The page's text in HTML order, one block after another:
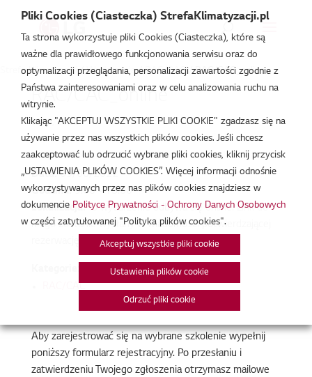
Strefa Klimatyzacji /Wydarzenia/RAC/CAC/RAC/CAC_online
RAC/CAC_online
cze 9, 2022
Data:09/06/2022
Godzina:9:00 - 13:00
Lokalizacja:To wydarzenie odbywa się online. Link do
niego zostanie wysłany w wiadomości potwierdzającej
Aby zarejestrować się na wybrane szkolenie wypełnij
poniższy formularz rejestracyjny. Po przesłaniu i
zatwierdzeniu Twojego zgłoszenia otrzymasz mailowe
Pliki Cookies (Ciasteczka) StrefaKlimatyzacji.pl
Ta strona wykorzystuje pliki Cookies (Ciasteczka), które są
ważne dla prawidłowego funkcjonowania serwisu oraz do
optymalizacji przeglądania, personalizacji zawartości zgodnie z
Państwa zainteresowaniami oraz w celu analizowania ruchu na
witrynie.
Klikając "AKCEPTUJ WSZYSTKIE PLIKI COOKIE" zgadzasz się na
używanie przez nas wszystkich plików cookies. Jeśli chcesz
zaakceptować lub odrzucić wybrane pliki cookies, kliknij przycisk
„USTAWIENIA PLIKÓW COOKIES”. Więcej informacji odnośnie
wykorzystywanych przez nas plików cookies znajdziesz w
dokumencie Polityce Prywatności - Ochrony Danych Osobowych
w części zatytułowanej "Polityka plików cookies".
Akceptuj wszystkie pliki cookie
Ustawienia plików cookie
Odrzuć pliki cookie